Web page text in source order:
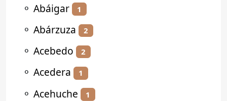
⚬ Abáigar 1
⚬ Abárzuza 2
⚬ Acebedo 2
⚬ Acedera 1
⚬ Acehuche 1